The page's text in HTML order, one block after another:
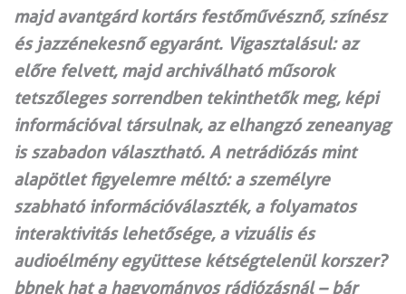
majd avantgárd kortárs festőművésznő, színész
és jazzénekesnő egyaránt. Vigasztalásul: az
előre felvett, majd archiválható műsorok
tetszőleges sorrendben tekinthetők meg, képi
információval társulnak, az elhangzó zeneanyag
is szabadon választható. A netrádiózás mint
alapötlet figyelemre méltó: a személyre
szabható információválaszték, a folyamatos
interaktivitás lehetősége, a vizuális és
audioélmény együttese kétségtelenül korszer?
bbnek hat a hagyományos rádiózásnál – bár